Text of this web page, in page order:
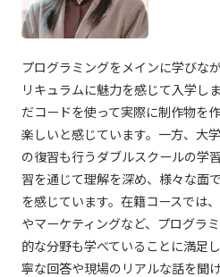
プログラミングをメインに学びな
リキュラムに魅力を感じて入学し
だコードを使って実際に制作物を
楽しいと感じています。一方、大
の復習も行うダブルスクールの学
習を通じて理解を深め、様々な面
を感じています。在籍コースでは
やマーケティングなど、プログラ
的な分野も学べていることに満足
寧な回答や現場のリアルな話を聞